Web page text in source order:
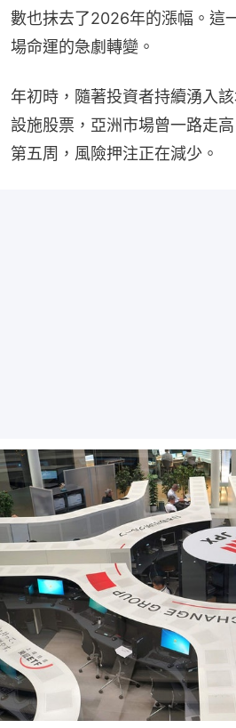
數也抹去了2026年的漲幅。這
場命運的急劇轉變。
年初時，隨著投資者持續湧入
設施股票，亞洲市場曾一路走
第五周，風險押注正在減少。